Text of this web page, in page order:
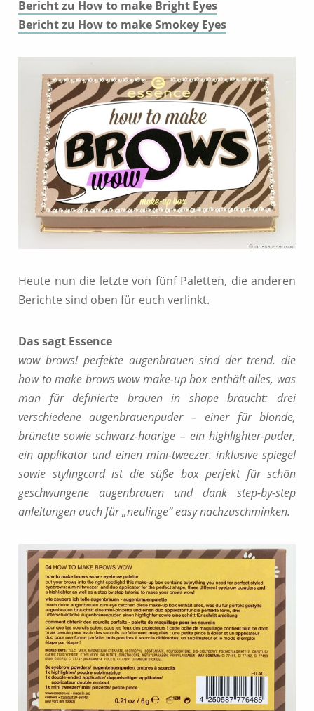
Bericht zu How to make Bright Eyes
Bericht zu How to make Smokey Eyes
Heute nun die letzte von fünf Paletten, die anderen
Berichte sind oben für euch verlinkt.
Das sagt Essence
wow brows! perfekte augenbrauen sind der trend. die
how to make brows wow make-up box enthält alles, was
man für definierte brauen in shape braucht: drei
verschiedene augenbrauenpuder – einer für blonde,
brünette sowie schwarz-haarige – ein highlighter-puder,
ein applikator und einen mini-tweezer. inklusive spiegel
sowie stylingcard ist die süße box perfekt für schön
geschwungene augenbrauen und dank step-by-step
anleitungen auch für „neulinge“ easy nachzuschminken.